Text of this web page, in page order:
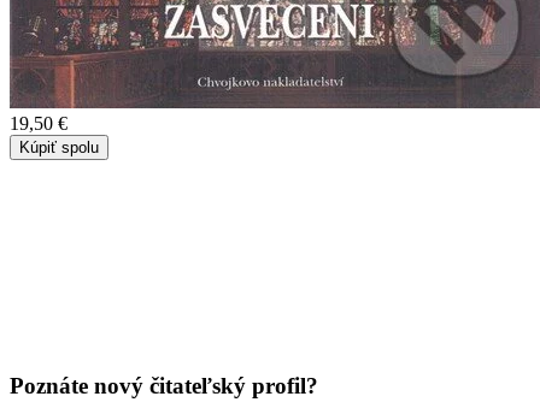
19,50 €
Kúpiť spolu
Poznáte nový čitateľský profil?